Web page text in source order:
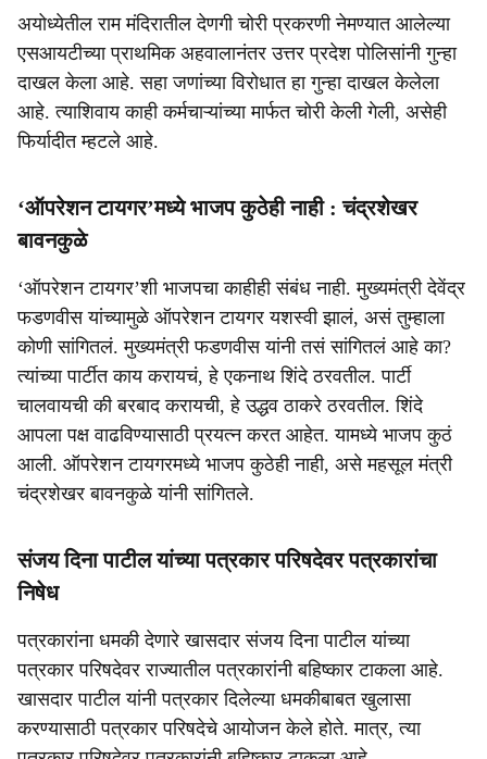
अयोध्येतील राम मंदिरातील देणगी चोरी प्रकरणी नेमण्यात आलेल्या
एसआयटीच्या प्राथमिक अहवालानंतर उत्तर प्रदेश पोलिसांनी गुन्हा
दाखल केला आहे. सहा जणांच्या विरोधात हा गुन्हा दाखल केलेला
आहे. त्याशिवाय काही कर्मचाऱ्यांच्या मार्फत चोरी केली गेली, असेही
फिर्यादीत म्हटले आहे.
‘ऑपरेशन टायगर’मध्ये भाजप कुठेही नाही : चंद्रशेखर
बावनकुळे
‘ऑपरेशन टायगर’शी भाजपचा काहीही संबंध नाही. मुख्यमंत्री देवेंद्र
फडणवीस यांच्यामुळे ऑपरेशन टायगर यशस्वी झालं, असं तुम्हाला
कोणी सांगितलं. मुख्यमंत्री फडणवीस यांनी तसं सांगितलं आहे का?
त्यांच्या पार्टीत काय करायचं, हे एकनाथ शिंदे ठरवतील. पार्टी
चालवायची की बरबाद करायची, हे उद्धव ठाकरे ठरवतील. शिंदे
आपला पक्ष वाढविण्यासाठी प्रयत्न करत आहेत. यामध्ये भाजप कुठं
आली. ऑपरेशन टायगरमध्ये भाजप कुठेही नाही, असे महसूल मंत्री
चंद्रशेखर बावनकुळे यांनी सांगितले.
संजय दिना पाटील यांच्या पत्रकार परिषदेवर पत्रकारांचा
निषेध
पत्रकारांना धमकी देणारे खासदार संजय दिना पाटील यांच्या
पत्रकार परिषदेवर राज्यातील पत्रकारांनी बहिष्कार टाकला आहे.
खासदार पाटील यांनी पत्रकार दिलेल्या धमकीबाबत खुलासा
करण्यासाठी पत्रकार परिषदेचे आयोजन केले होते. मात्र, त्या